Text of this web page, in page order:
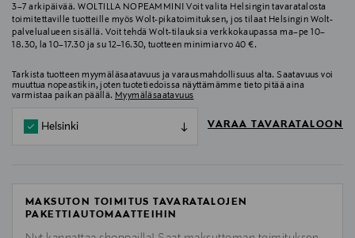
3–7 arkipäivää. WOLTILLA NOPEAMMIN! Voit valita Helsingin tavaratalosta
toimitettaville tuotteille myös Wolt-pikatoimituksen, jos tilaat Helsingin Wolt-
palvelualueen sisällä. Voit tehdä Wolt-tilauksia verkkokaupassa ma–pe 10–
18.30, la 10–17.30 ja su 12–16.30, tuotteen minimiarvo 40 €.
Tarkista tuotteen myymäläsaatavuus ja varausmahdollisuus alta. Saatavuus voi
muuttua nopeastikin, joten tuotetiedoissa näyttämämme tieto pitää aina
varmistaa paikan päällä. Myymäläsaatavuus
Helsinki VARAA TAVARATALOON
MAKSUTON TOIMITUS TAVARATALOJEN
PAKETTIAUTOMAATTEIHIN